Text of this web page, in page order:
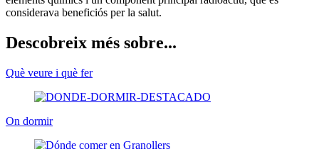
considerava beneficiós per la salut.
Descobreix més sobre...
Què veure i què fer
On dormir